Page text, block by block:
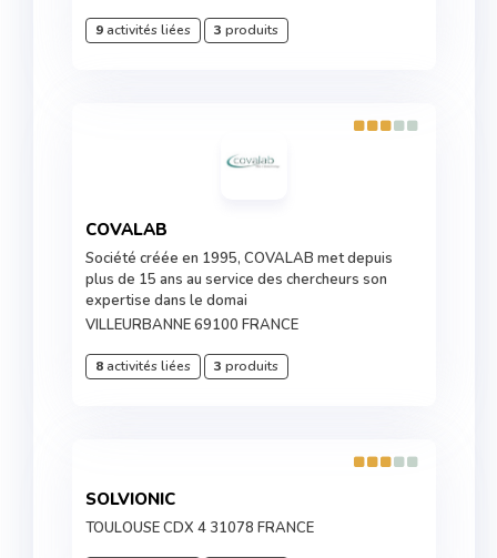
9activités liées 3 produits
COVALAB
Société créée en 1995, COVALAB met depuis
plus de 15 ans au service des chercheurs son
expertise dans le domai
VILLEURBANNE 69100 FRANCE
8activités liées 3 produits
SOLVIONIC
TOULOUSE CDX 4 31078 FRANCE